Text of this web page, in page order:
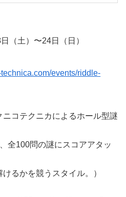
（土）〜24日（日）
events/riddle-
コテクニカによるホール型謎
全100問の謎にスコアアタッ
るかを競うスタイル。）